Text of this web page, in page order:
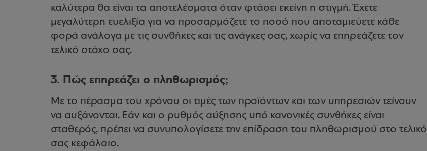
καλύτερα θα είναι τα αποτελέσματα όταν φτάσει εκείνη η στιγμή. Έχετε
μεγαλύτερη ευελιξία για να προσαρμόζετε το ποσό που αποταμιεύετε κάθε
φορά ανάλογα με τις συνθήκες και τις ανάγκες σας, χωρίς να επηρεάζετε τον
τελικό στόχο σας.
3. Πώς επηρεάζει ο πληθωρισμός;
Με το πέρασμα του χρόνου οι τιμές των προϊόντων και των υπηρεσιών τείνουν
να αυξάνονται. Εάν και ο ρυθμός αύξησης υπό κανονικές συνθήκες είναι
σταθερός, πρέπει να συνυπολογίσετε την επίδραση του πληθωρισμού στο τελικό
σας κεφάλαιο.